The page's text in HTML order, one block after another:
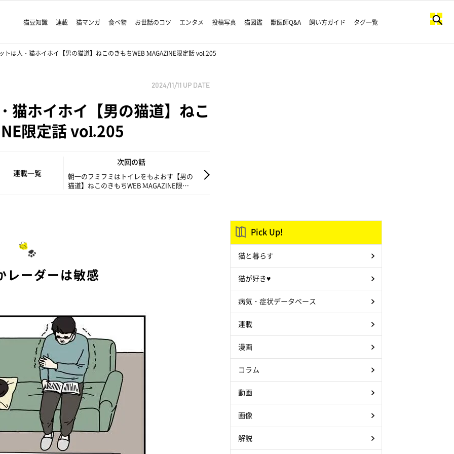
猫豆知識 連載 猫マンガ 食べ物 お世話のコツ エンタメ 投稿写真 猫図鑑 獣医師Q&A 飼い方ガイド タグ一覧
トは人・猫ホイホイ【男の猫道】ねこのきもちWEB MAGAZINE限定話 vol.205
2024/11/11 UP DATE
猫ホイホイ【男の猫道】ねこ
限定話 vol.205
連載一覧
次回の話
朝一のフミフミはトイレをもよおす【男の
猫道】ねこのきもちWEB MAGAZINE限定
レーダーは敏感
Pick Up!
猫と暮らす
猫が好き♥
病気・症状データベース
連載
漫画
コラム
動画
画像
解説